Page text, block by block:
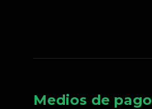
Medios de pago